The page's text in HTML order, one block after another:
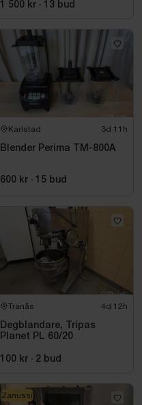
1 500 kr · 13 bud
Karlstad 3d 11h
Blender Perima TM-800A
600 kr · 15 bud
Tranås 4d 12h
Degblandare, Tripas
Planet PL 60/20
100 kr · 2 bud
Zanussi